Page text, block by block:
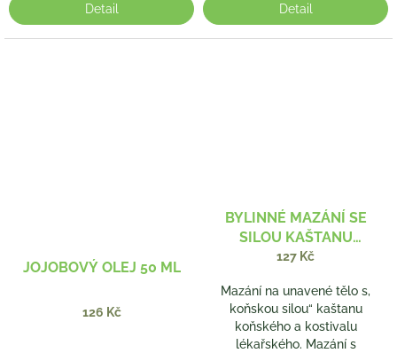
Detail Detail
JOJOBOVÝ OLEJ 50 ML
126 Kč
BYLINNÉ MAZÁNÍ SE
SILOU KAŠTANU
KOŇSKÉHO KOSTIVAL 260
127 Kč
Mazání na unavené tělo s,
koňskou silou“ kaštanu
koňského a kostivalu
lékařského. Mazání s